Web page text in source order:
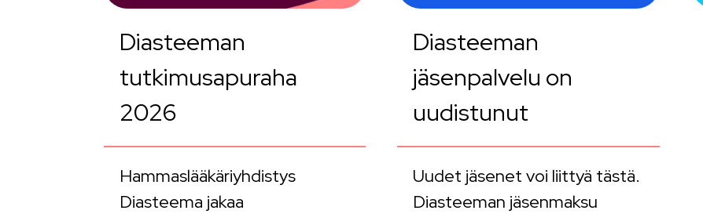
Diasteeman
tutkimusapuraha
2026
Hammaslääkäriyhdistys
Diasteema jakaa
Diasteeman
jäsenpalvelu on
uudistunut
Uudet jäsenet voi liittyä tästä.
Diasteeman jäsenmaksu